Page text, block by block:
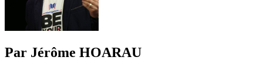
Par Jérôme HOARAU